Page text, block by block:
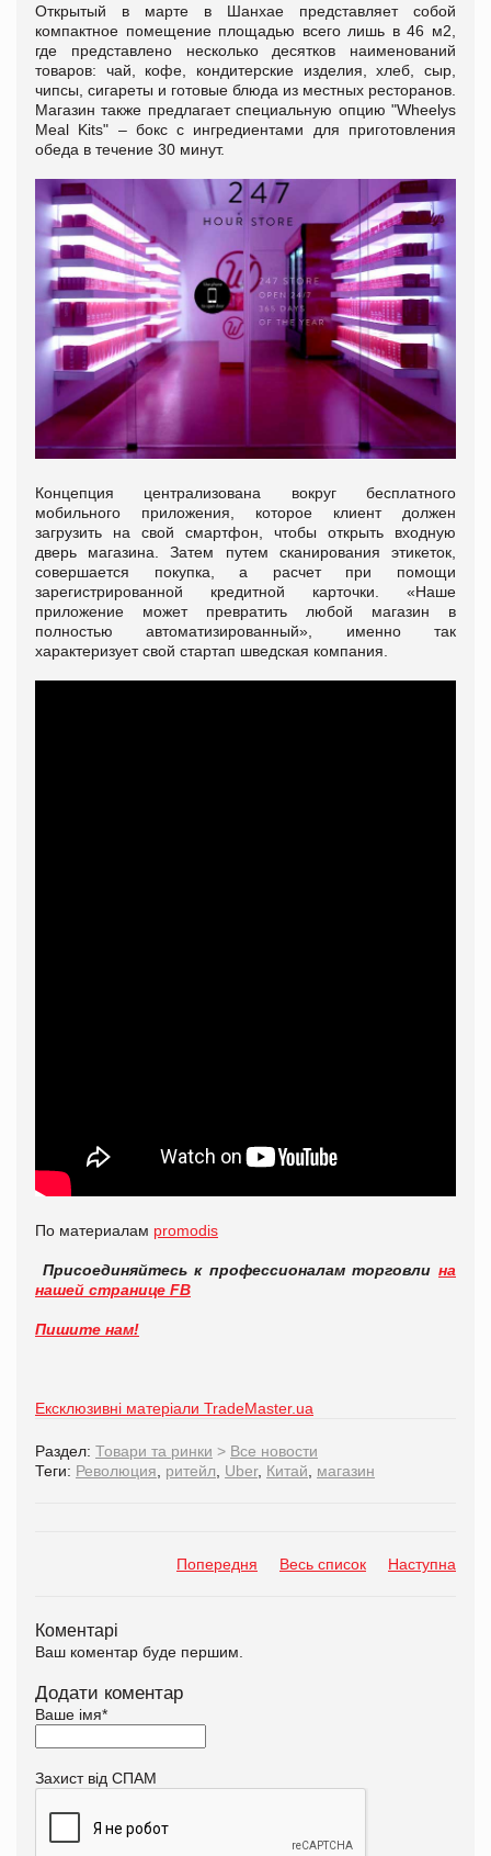
Открытый в марте в Шанхае представляет собой
компактное помещение площадью всего лишь в 46 м2,
где представлено несколько десятков наименований
товаров: чай, кофе, кондитерские изделия, хлеб, сыр,
чипсы, сигареты и готовые блюда из местных ресторанов.
Магазин также предлагает специальную опцию "Wheelys
Meal Kits" – бокс с ингредиентами для приготовления
обеда в течение 30 минут.
Концепция централизована вокруг бесплатного
мобильного приложения, которое клиент должен
загрузить на свой смартфон, чтобы открыть входную
дверь магазина. Затем путем сканирования этикеток,
совершается покупка, а расчет при помощи
зарегистрированной кредитной карточки. «Наше
приложение может превратить любой магазин в
полностью автоматизированный», именно так
характеризует свой стартап шведская компания.
По материалам promodis
Присоединяйтесь к профессионалам торговли на
нашей странице FB
Пишите нам!
Ексклюзивні матеріали TradeMaster.ua
Раздел: Товари та ринки > Все новости
Теги: Революция, ритейл, Uber, Китай, магазин
Попередня Весь список Наступна
Коментарі
Ваш коментар буде першим.
Додати коментар
Ваше імя*
Захист від СПАМ